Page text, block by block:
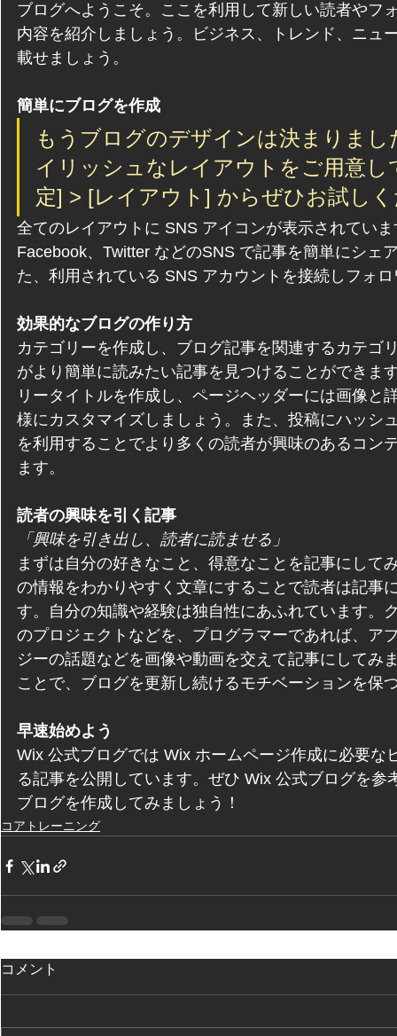
ブログへようこそ。ここを利用して新しい読者やフ
内容を紹介しましょう。ビジネス、トレンド、ニュ
載せましょう。
簡単にブログを作成
もうブログのデザインは決まりまし
イリッシュなレイアウトをご用意し
定] > [レイアウト] からぜひお試し
全てのレイアウトに SNS アイコンが表示されてい
Facebook、Twitter などのSNS で記事を簡単にシェ
た、利用されている SNS アカウントを接続しフォ
効果的なブログの作り方
カテゴリーを作成し、ブログ記事を関連するカテゴ
がより簡単に読みたい記事を見つけることができま
リータイトルを作成し、ページヘッダーには画像と
様にカスタマイズしましょう。また、投稿にハッシ
を利用することでより多くの読者が興味のあるコン
ます。
読者の興味を引く記事
「興味を引き出し、読者に読ませる」
まずは自分の好きなこと、得意なことを記事にして
の情報をわかりやすく文章にすることで読者は記事
す。自分の知識や経験は独自性にあふれています。
のプロジェクトなどを、プログラマーであれば、ア
ジーの話題などを画像や動画を交えて記事にしてみ
ことで、ブログを更新し続けるモチベーションを保
早速始めよう
Wix 公式ブログでは Wix ホームページ作成に必要な
る記事を公開しています。ぜひ Wix 公式ブログを参
ブログを作成してみましょう！
コアトレーニング
コメント